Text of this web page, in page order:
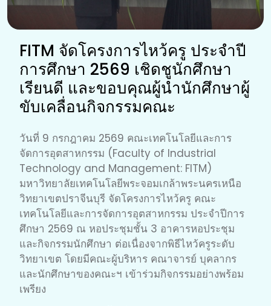
FITM จัดโครงการไหว้ครู ประจำปี
การศึกษา 2569 เชิดชูนักศึกษา
เรียนดี และขอบคุณผู้นำนักศึกษาผู้
ขับเคลื่อนกิจกรรมคณะ
วันที่ 9 กรกฎาคม 2569 คณะเทคโนโลยีและการ
จัดการอุตสาหกรรม (Faculty of Industrial
Technology and Management: FITM)
มหาวิทยาลัยเทคโนโลยีพระจอมเกล้าพระนครเหนือ
วิทยาเขตปราจีนบุรี จัดโครงการไหว้ครู คณะ
เทคโนโลยีและการจัดการอุตสาหกรรม ประจำปีการ
ศึกษา 2569 ณ หอประชุมชั้น 3 อาคารหอประชุม
และกิจกรรมนักศึกษา ต่อเนื่องจากพิธีไหว้ครูระดับ
วิทยาเขต โดยมีคณะผู้บริหาร คณาจารย์ บุคลากร
และนักศึกษาของคณะฯ เข้าร่วมกิจกรรมอย่างพร้อม
เพรียง